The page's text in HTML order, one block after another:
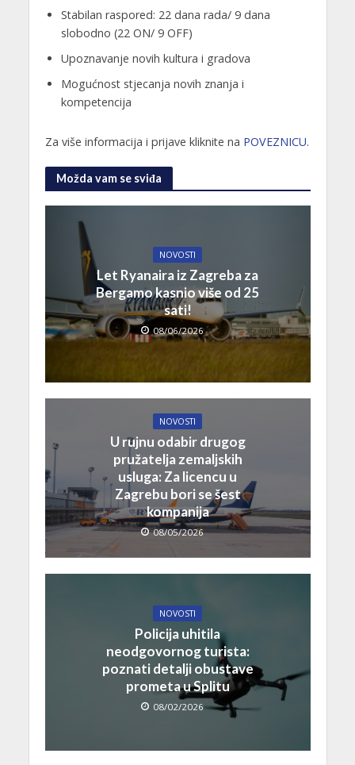
Stabilan raspored: 22 dana rada/ 9 dana
slobodno (22 ON/ 9 OFF)
Upoznavanje novih kultura i gradova
Mogućnost stjecanja novih znanja i
kompetencija
Za više informacija i prijave kliknite na POVEZNICU.
Možda vam se sviđa
NOVOSTI
Let Ryanaira iz Zagreba za
Bergamo kasnio više od 25
sati!
08/06/2026
NOVOSTI
U rujnu odabir drugog
pružatelja zemaljskih
usluga: Za licencu u
Zagrebu bori se šest
kompanija
08/05/2026
NOVOSTI
Policija uhitila
neodgovornog turista:
poznati detalji obustave
prometa u Splitu
08/02/2026